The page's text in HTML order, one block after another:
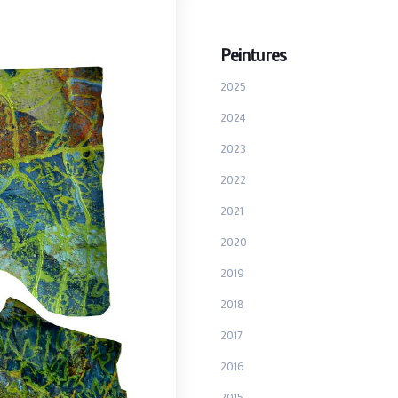
Peintures
2025
2024
2023
2022
2021
2020
2019
2018
2017
2016